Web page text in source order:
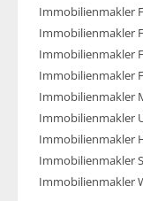
Immobilienmakler
Immobilienmakler
Immobilienmakler
Immobilienmakler
Immobilienmakler
Immobilienmakler
Immobilienmakler
Immobilienmakler
Immobilienmakler